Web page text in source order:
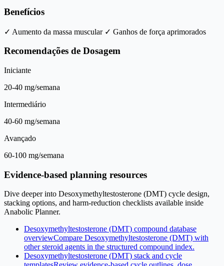
Benefícios
✓ Aumento da massa muscular✓ Ganhos de força aprimorados
Recomendações de Dosagem
Iniciante
20-40 mg/semana
Intermediário
40-60 mg/semana
Avançado
60-100 mg/semana
Evidence-based planning resources
Dive deeper into Desoxymethyltestosterone (DMT) cycle design,
stacking options, and harm-reduction checklists available inside
Anabolic Planner.
Desoxymethyltestosterone (DMT) compound database
overviewCompare Desoxymethyltestosterone (DMT) with
other steroid agents in the structured compound index.
Desoxymethyltestosterone (DMT) stack and cycle